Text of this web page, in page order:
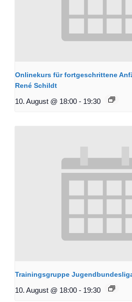
Onlinekurs für fortgeschrittene
René Schildt
10. August @ 18:00 - 19:30
Trainingsgruppe
10. August @ 18:00 - 19:30